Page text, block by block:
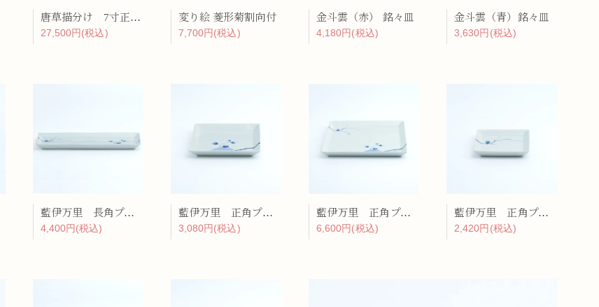
唐草描分け 7寸正角皿
27,500円(税込)
変り絵 菱形菊割向付
7,700円(税込)
金斗雲（赤） 銘々皿
4,180円(税込)
金斗雲（青）銘々皿
3,630円(税込)
藍伊万里 長角プレート
4,400円(税込)
藍伊万里 正角プレート（中）
3,080円(税込)
藍伊万里 正角プレート（大）
6,600円(税込)
藍伊万里 正角プレート（小）
2,420円(税込)